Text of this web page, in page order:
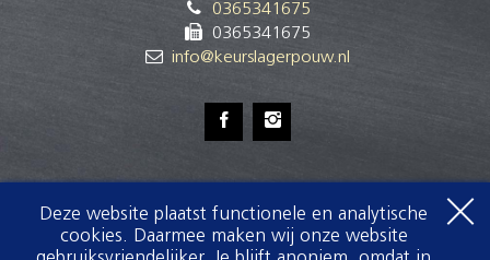
0365341675
0365341675
info@keurslagerpouw.nl
dinsdag
08:00-18:00
woensdag
08:00 -18:00
Deze website plaatst functionele en analytische
cookies. Daarmee maken wij onze website